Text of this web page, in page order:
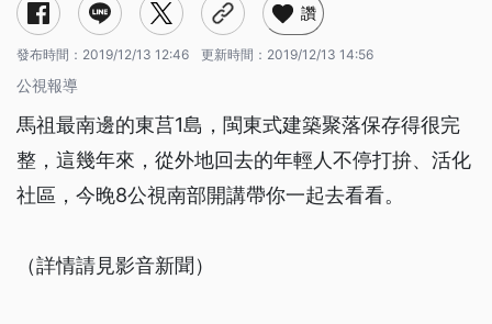
讚
發布時間： 2019/12/13 12:46 更新時間： 2019/12/13 14:56
公視報導
馬祖最南邊的東莒1島，閩東式建築聚落保存得很完
整，這幾年來，從外地回去的年輕人不停打拚、活化
社區，今晚8公視南部開講帶你一起去看看。
（詳情請見影音新聞）